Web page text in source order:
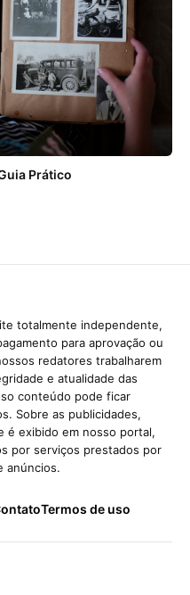
Prático
totalmente independente,
para aprovação ou
redatores trabalharem
e atualidade das
conteúdo pode ficar
Sobre as publicidades,
é exibido em nosso portal,
por serviços prestados por
anúncios.
Termos de uso